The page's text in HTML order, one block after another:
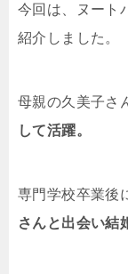
今回は、ヌート
紹介しました。
母親の久美子さ
して活躍。
専門学校卒業後
さんと出会い結